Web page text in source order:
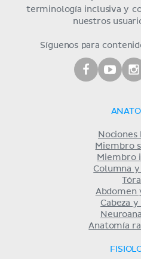
terminología inclusiva y
nuestros
Síguenos para
Nociones
Miembro
Miembro
Columna y
Abdomen
Cabeza
Anatomía